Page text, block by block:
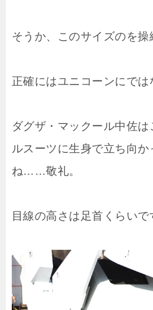
そうか、このサイズのを操
正確にはユニコーンにでは
ダグザ・マックール中佐
ルスーツに生身で立ち向か
ね……敬礼。
目線の高さは足首くらいで